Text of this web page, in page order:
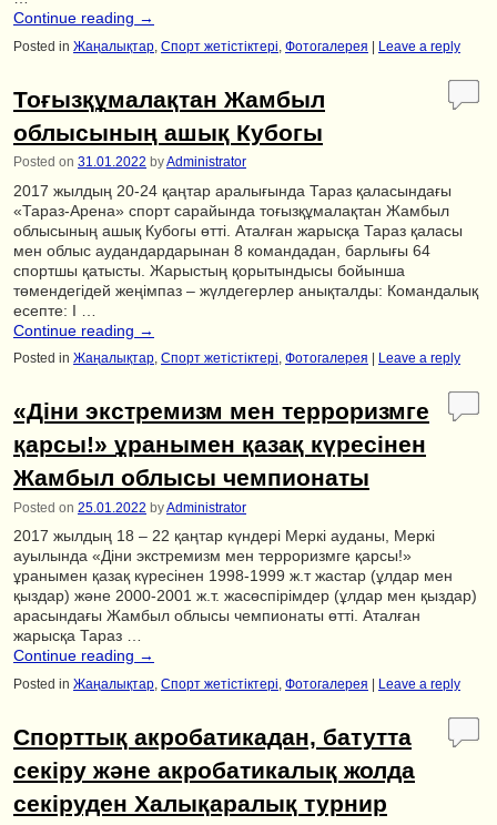
Continue reading →
Posted in Жаңалықтар Спорт жетістіктері Фотогалерея Leave a reply
Тоғызқұмалақтан Жамбыл
облысының ашық Кубогы
Posted on 31.01.2022 byAdministrator
2017 жылдың 20-24 қаңтар аралығында Тараз қаласындағы
«Тараз-Арена» спорт сарайында тоғызқұмалақтан Жамбыл
облысының ашық Кубогы өтті. Аталған жарысқа Тараз қаласы
мен облыс аудандардарынан 8 командадан, барлығы 64
спортшы қатысты. Жарыстың қорытындысы бойынша
төмендегідей жеңімпаз – жүлдегерлер анықталды: Командалық
есепте: І …
Continue reading →
Posted in Жаңалықтар Спорт жетістіктері Фотогалерея Leave a reply
«Діни экстремизм мен терроризмге
қарсы!» ұранымен қазақ күресінен
Жамбыл облысы чемпионаты
Posted on 25.01.2022 byAdministrator
2017 жылдың 18 – 22 қаңтар күндері Меркі ауданы, Меркі
ауылында «Діни экстремизм мен терроризмге қарсы!»
ұранымен қазақ күресінен 1998-1999 ж.т жастар (ұлдар мен
қыздар) және 2000-2001 ж.т. жасөспірімдер (ұлдар мен қыздар)
арасындағы Жамбыл облысы чемпионаты өтті. Аталған
жарысқа Тараз …
Continue reading →
Posted in Жаңалықтар Спорт жетістіктері Фотогалерея Leave a reply
Спорттық акробатикадан, батутта
секіру және акробатикалық жолда
секіруден Халықаралық турнир